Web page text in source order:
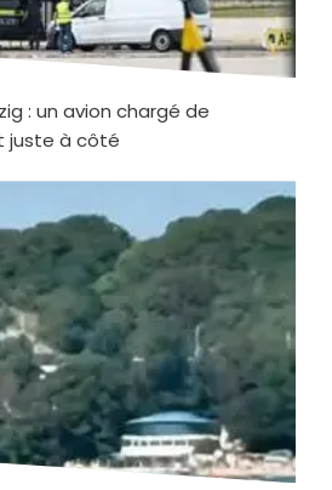
: un avion chargé de
juste à côté